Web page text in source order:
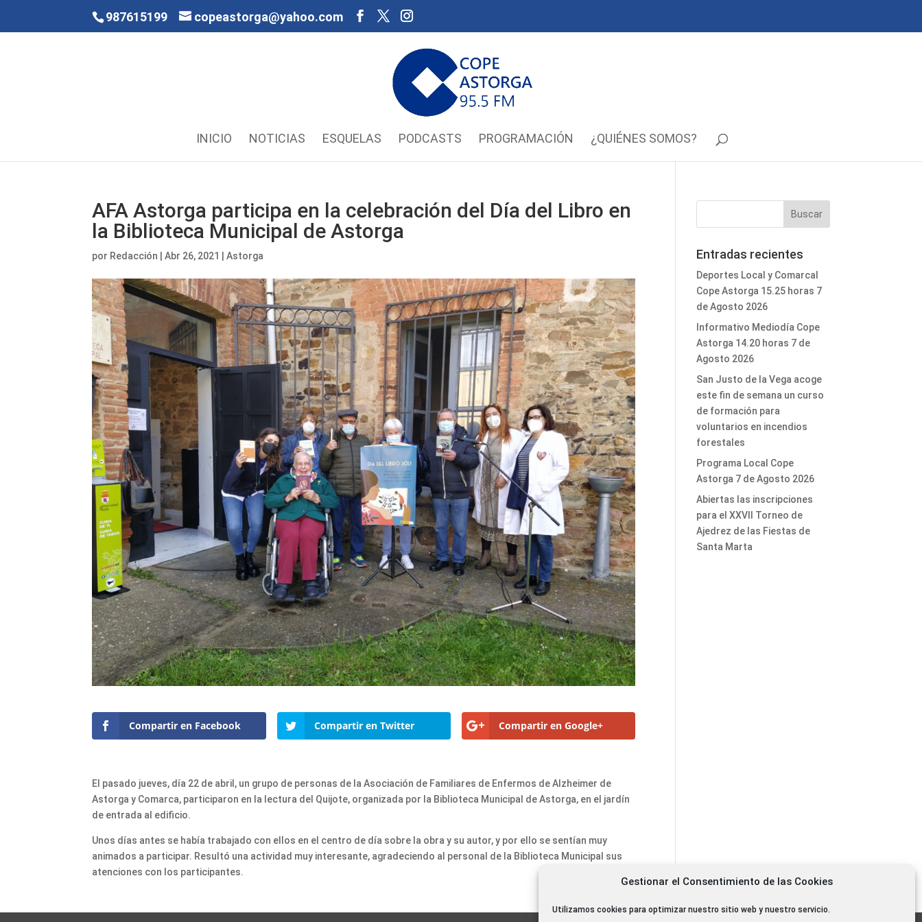
Gestionar el Consentimiento de las Cookies
Utilizamos cookies para optimizar nuestro sitio web y nuestro servicio.
987615199 copeastorga@yahoo.com
INICIO NOTICIAS ESQUELAS PODCASTS PROGRAMACIÓN ¿QUIÉNES SOMOS?
AFA Astorga participa en la celebración del Día del Libro en
la Biblioteca Municipal de Astorga
por Redacción |Abr 26, 2021 |Astorga
Compartir en Facebook Compartir en Twitter Compartir en Google+
El pasado jueves, día 22 de abril, un grupo de personas de la Asociación de Familiares de Enfermos de Alzheimer de
Astorga y Comarca, participaron en la lectura del Quijote, organizada por la Biblioteca Municipal de Astorga, en el jardín
de entrada al edificio.
Unos días antes se había trabajado con ellos en el centro de día sobre la obra y su autor, y por ello se sentían muy
animados a participar. Resultó una actividad muy interesante, agradeciendo al personal de la Biblioteca Municipal sus
atenciones con los participantes.
Entradas recientes
Deportes Local y Comarcal
Cope Astorga 15.25 horas 7
de Agosto 2026
Informativo Mediodía Cope
Astorga 14.20 horas 7 de
Agosto 2026
San Justo de la Vega acoge
este fin de semana un curso
de formación para
voluntarios en incendios
forestales
Programa Local Cope
Astorga 7 de Agosto 2026
Abiertas las inscripciones
para el XXVII Torneo de
Ajedrez de las Fiestas de
Santa Marta